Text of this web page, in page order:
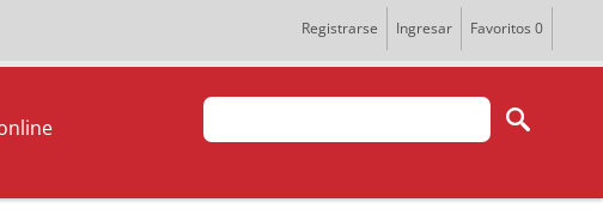
Registrarse Ingresar Favoritos 0